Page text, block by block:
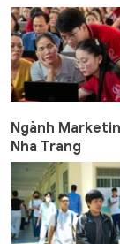
Ngành
Nha Trang